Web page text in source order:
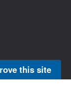
this site